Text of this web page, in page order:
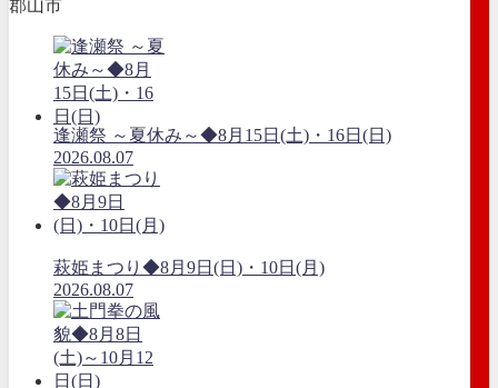
郡山市
逢瀬祭 ～夏休み～◆8月15日(土)・16日(日)
2026.08.07
萩姫まつり◆8月9日(日)・10日(月)
2026.08.07